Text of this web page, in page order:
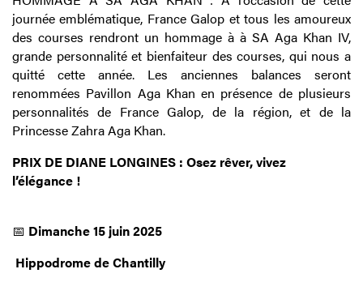
journée emblématique, France Galop et tous les amoureux
des courses rendront un hommage à à SA Aga Khan IV,
grande personnalité et bienfaiteur des courses, qui nous a
quitté cette année. Les anciennes balances seront
renommées Pavillon Aga Khan en présence de plusieurs
personnalités de France Galop, de la région, et de la
Princesse Zahra Aga Khan.
PRIX DE DIANE LONGINES : Osez rêver, vivez
l’élégance !
📅 Dimanche 15 juin 2025
Hippodrome de Chantilly